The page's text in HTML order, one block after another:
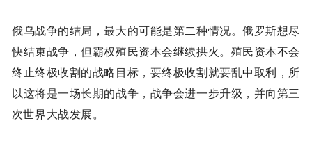
俄乌战争的结局，最大的可能是第二种情况。俄罗斯想尽
快结束战争，但霸权殖民资本会继续拱火。殖民资本不会
终止终极收割的战略目标，要终极收割就要乱中取利，所
以这将是一场长期的战争，战争会进一步升级，并向第三
次世界大战发展。